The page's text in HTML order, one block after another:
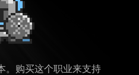
。购买这个职业来支持